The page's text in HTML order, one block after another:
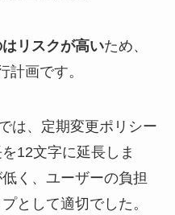
リスクが高いため、
計画です。
は、定期変更ポリシー
12文字に延長しま
く、ユーザーの負担
として適切でした。